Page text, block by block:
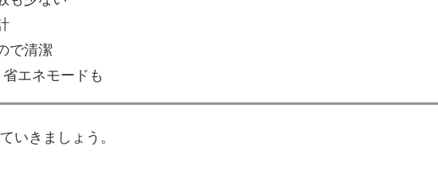
で清潔
エネモードも
いきましょう。